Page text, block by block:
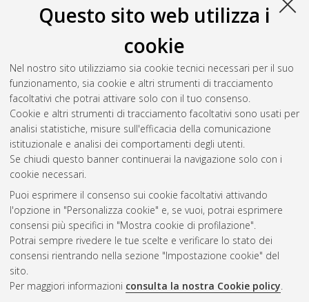
Questo sito web utilizza i
cookie
Nel nostro sito utilizziamo sia cookie tecnici necessari per il suo
funzionamento, sia cookie e altri strumenti di tracciamento
facoltativi che potrai attivare solo con il tuo consenso.
Cookie e altri strumenti di tracciamento facoltativi sono usati per
analisi statistiche, misure sull'efficacia della comunicazione
istituzionale e analisi dei comportamenti degli utenti.
Se chiudi questo banner continuerai la navigazione solo con i
cookie necessari.
Puoi esprimere il consenso sui cookie facoltativi attivando
l'opzione in "Personalizza cookie" e, se vuoi, potrai esprimere
consensi più specifici in "Mostra cookie di profilazione".
Potrai sempre rivedere le tue scelte e verificare lo stato dei
consensi rientrando nella sezione "Impostazione cookie" del
sito.
Per maggiori informazioni consulta la nostra Cookie policy.
2017(1)
2016(3)
2013(1)
2012(2)
2011 (1)
2010(1)
2009(1)
2008(2)
Atom
Rss 1.0
Rss 2.0
AMS Laurea